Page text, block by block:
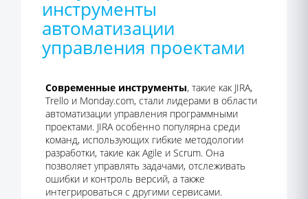
инструменты
автоматизации
управления проектами
Современные инструменты, такие как JIRA,
Trello и Monday.com, стали лидерами в области
автоматизации управления программными
проектами. JIRA особенно популярна среди
команд, использующих гибкие методологии
разработки, такие как Agile и Scrum. Она
позволяет управлять задачами, отслеживать
ошибки и контроль версий, а также
интегрироваться с другими сервисами.